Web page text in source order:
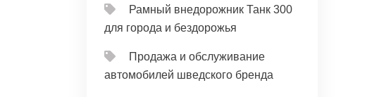
Рамный внедорожник Танк 300
для города и бездорожья
Продажа и обслуживание
автомобилей шведского бренда